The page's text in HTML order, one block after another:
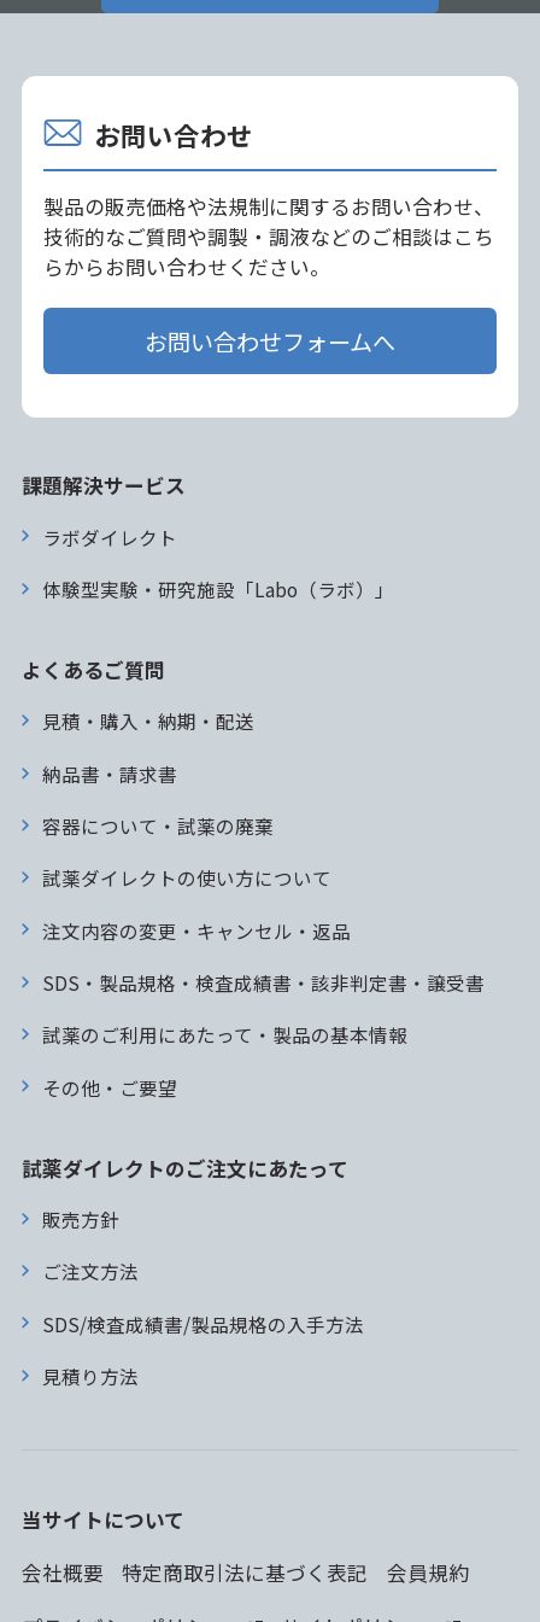
お問い合わせ
製品の販売価格や法規制に関するお問い合わせ、
技術的なご質問や調製・調液などのご相談はこち
らからお問い合わせください。
お問い合わせフォームへ
課題解決サービス
ラボダイレクト
体験型実験・研究施設「Labo（ラボ）」
よくあるご質問
見積・購入・納期・配送
納品書・請求書
容器について・試薬の廃棄
試薬ダイレクトの使い方について
注文内容の変更・キャンセル・返品
SDS・製品規格・検査成績書・該非判定書・譲受書
試薬のご利用にあたって・製品の基本情報
その他・ご要望
試薬ダイレクトのご注文にあたって
販売方針
ご注文方法
SDS/検査成績書/製品規格の入手方法
見積り方法
当サイトについて
会社概要
特定商取引法に基づく表記
会員規約